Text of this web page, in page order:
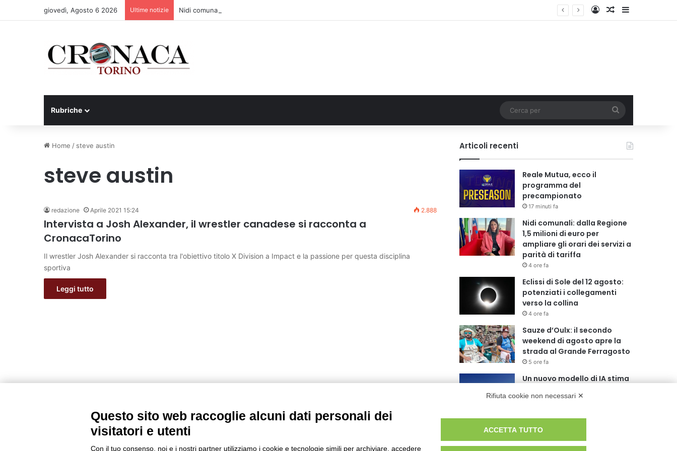
giovedì, Agosto 6 2026 Ultime notizie Nidi comunali: dalla Regione 1,5 milioni di euro per ampliare gli orari dei servizi a parità di tariffa AccediUn articolo a
Rubriche
per
Home / steve austin
steve austin
redazione Aprile 2021 15:24 2.888
Intervista a Josh Alexander, il wrestler canadese si racconta a
CronacaTorino
Il wrestler Josh Alexander si racconta tra l'obiettivo titolo X Division a Impact e la passione per questa disciplina
sportiva
Leggi tutto
Articoli recenti
Reale Mutua, ecco il
programma del
precampionato
17 minuti fa
Nidi comunali: dalla Regione
1,5 milioni di euro per
ampliare gli orari dei servizi a
parità di tariffa
4 ore fa
Eclissi di Sole del 12 agosto:
potenziati i collegamenti
verso la collina
4 ore fa
Sauze d’Oulx: il secondo
weekend di agosto apre la
strada al Grande Ferragosto
5 ore fa
Un nuovo modello di IA stima
pianeta
Al San Luigi Gonzaga
senza più speranze
Rifiuta cookie non necessari ✕
Questo sito web raccoglie alcuni dati personali dei
visitatori e utenti
Con il tuo consenso, noi e i nostri partner utilizziamo i cookie e tecnologie simili per archiviare, accedere
ACCETTA TUTTO